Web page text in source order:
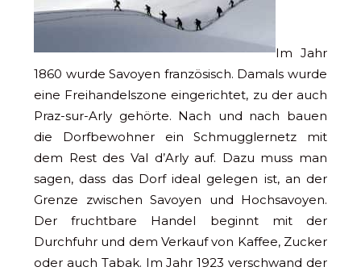
Im Jahr
1860 wurde Savoyen französisch. Damals wurde
eine Freihandelszone eingerichtet, zu der auch
Praz-sur-Arly gehörte. Nach und nach bauen
die Dorfbewohner ein Schmugglernetz mit
dem Rest des Val d’Arly auf. Dazu muss man
sagen, dass das Dorf ideal gelegen ist, an der
Grenze zwischen Savoyen und Hochsavoyen.
Der fruchtbare Handel beginnt mit der
Durchfuhr und dem Verkauf von Kaffee, Zucker
oder auch Tabak. Im Jahr 1923 verschwand der